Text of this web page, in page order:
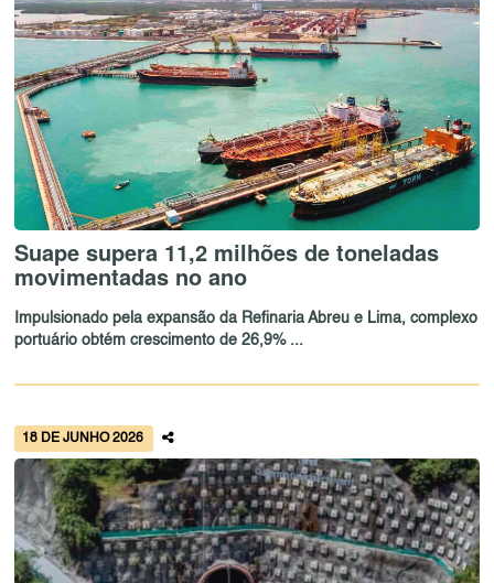
Suape supera 11,2 milhões de toneladas
movimentadas no ano
Impulsionado pela expansão da Refinaria Abreu e Lima, complexo
portuário obtém crescimento de 26,9% ...
18 DE JUNHO 2026